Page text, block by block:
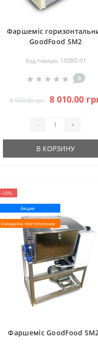
Фаршеміс
GoodFood SM2
Код товара: 10080-01
0
8 900.00 грн 8 010.00
- +
В КОРЗИНУ
-10%
Акция
Ожидаем поступление
Фаршеміс GoodFood